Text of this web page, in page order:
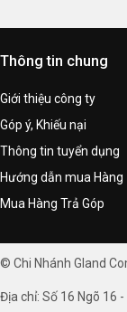
Thông tin chung
Giới thiệu công ty
Góp ý, Khiếu nại
Thông tin tuyển dụng
Hướng dẫn mua Hàng
Mua Hàng Trả Góp
© Chi Nhánh Gland
Địa chỉ: Số 16 Ngõ 16